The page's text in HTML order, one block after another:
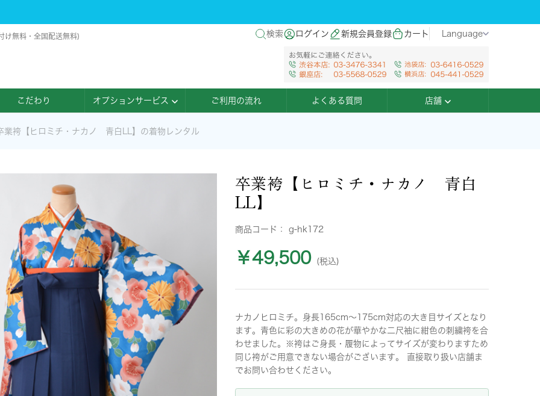
無料・全国配送無料) 検索 ログイン 新規会員登録 カート Language
こだわり オプションサービス ご利用の流れ よくある質問 店舗
業袴【ヒロミチ・ナカノ 青白LL】の着物レンタル
卒業袴【ヒロミチ・ナカノ 青白
LL】
商品コード： g-hk172
￥49,500 (税込)
ナカノヒロミチ。身長165cm～175cm対応の大き目サイズとなり
ます。青色に彩の大きめの花が華やかな二尺袖に紺色の刺繍袴を合
わせました。※袴はご身長・履物によってサイズが変わりますため
同じ袴がご用意できない場合がございます。 直接取り扱い店舗ま
でお問い合わせください。